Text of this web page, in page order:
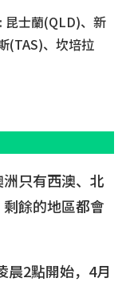
: 昆士蘭(QLD)、新
(TAS)、坎培拉
只有西澳、北
餘的地區都會
晨2點開始，4月